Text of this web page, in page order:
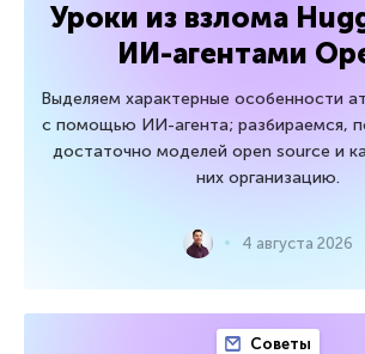
Уроки из взлома
ИИ-агентами
Выделяем характерные особенности
с помощью ИИ-агента; разбираемся,
достаточно моделей open source и
них организацию.
4 августа 2026
Советы